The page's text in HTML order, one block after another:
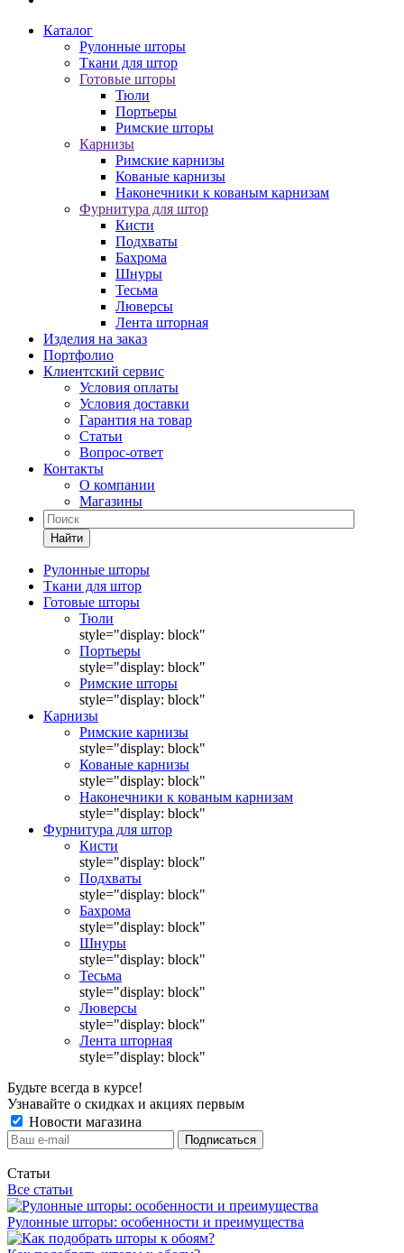
Каталог
Рулонные шторы
Ткани для штор
Готовые шторы
Тюли
Портьеры
Римские шторы
Карнизы
Римские карнизы
Кованые карнизы
Наконечники к кованым карнизам
Фурнитура для штор
Кисти
Подхваты
Бахрома
Шнуры
Тесьма
Люверсы
Лента шторная
Изделия на заказ
Портфолио
Клиентский сервис
Условия оплаты
Условия доставки
Гарантия на товар
Статьи
Вопрос-ответ
Контакты
О компании
Магазины
Найти
Рулонные шторы
Ткани для штор
Готовые шторы
Тюли
style="display: block"
Портьеры
style="display: block"
Римские шторы
style="display: block"
Карнизы
Римские карнизы
style="display: block"
Кованые карнизы
style="display: block"
Наконечники к кованым карнизам
style="display: block"
Фурнитура для штор
Кисти
style="display: block"
Подхваты
style="display: block"
Бахрома
style="display: block"
Шнуры
style="display: block"
Тесьма
style="display: block"
Люверсы
style="display: block"
Лента шторная
style="display: block"
Будьте всегда в курсе!
Узнавайте о скидках и акциях первым
Новости магазина
Статьи
Все статьи
Рулонные шторы: особенности и преимущества